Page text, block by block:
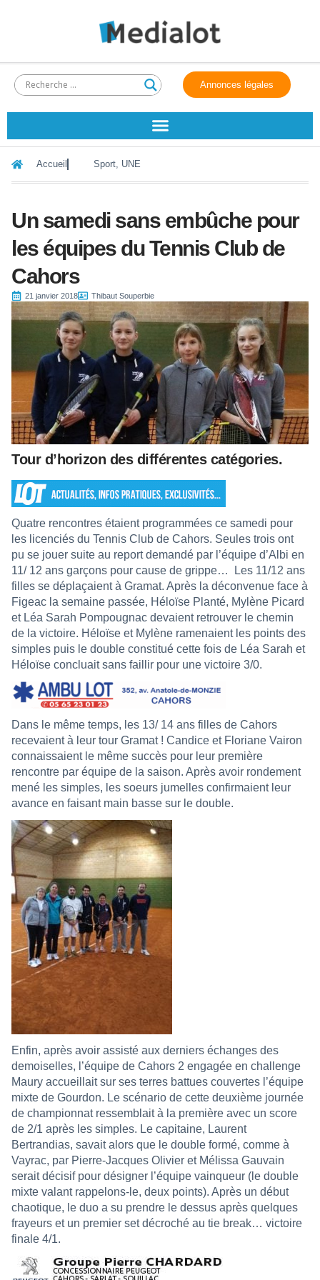
Annonces légales
Accueil Sport, UNE
Un samedi sans embûche pour
les équipes du Tennis Club de
Cahors
21 janvier 2018 Thibaut Souperbie
Tour d’horizon des différentes catégories.
Quatre rencontres étaient programmées ce samedi pour
les licenciés du Tennis Club de Cahors. Seules trois ont
pu se jouer suite au report demandé par l’équipe d’Albi en
11/ 12 ans garçons pour cause de grippe… Les 11/12 ans
filles se déplaçaient à Gramat. Après la déconvenue face à
Figeac la semaine passée, Héloïse Planté, Mylène Picard
et Léa Sarah Pompougnac devaient retrouver le chemin
de la victoire. Héloïse et Mylène ramenaient les points des
simples puis le double constitué cette fois de Léa Sarah et
Héloïse concluait sans faillir pour une victoire 3/0.
Dans le même temps, les 13/ 14 ans filles de Cahors
recevaient à leur tour Gramat ! Candice et Floriane Vairon
connaissaient le même succès pour leur première
rencontre par équipe de la saison. Après avoir rondement
mené les simples, les soeurs jumelles confirmaient leur
avance en faisant main basse sur le double.
Enfin, après avoir assisté aux derniers échanges des
demoiselles, l’équipe de Cahors 2 engagée en challenge
Maury accueillait sur ses terres battues couvertes l’équipe
mixte de Gourdon. Le scénario de cette deuxième journée
de championnat ressemblait à la première avec un score
de 2/1 après les simples. Le capitaine, Laurent
Bertrandias, savait alors que le double formé, comme à
Vayrac, par Pierre-Jacques Olivier et Mélissa Gauvain
serait décisif pour désigner l’équipe vainqueur (le double
mixte valant rappelons-le, deux points). Après un début
chaotique, le duo a su prendre le dessus après quelques
frayeurs et un premier set décroché au tie break… victoire
finale 4/1.